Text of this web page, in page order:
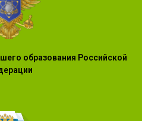
образования Российской